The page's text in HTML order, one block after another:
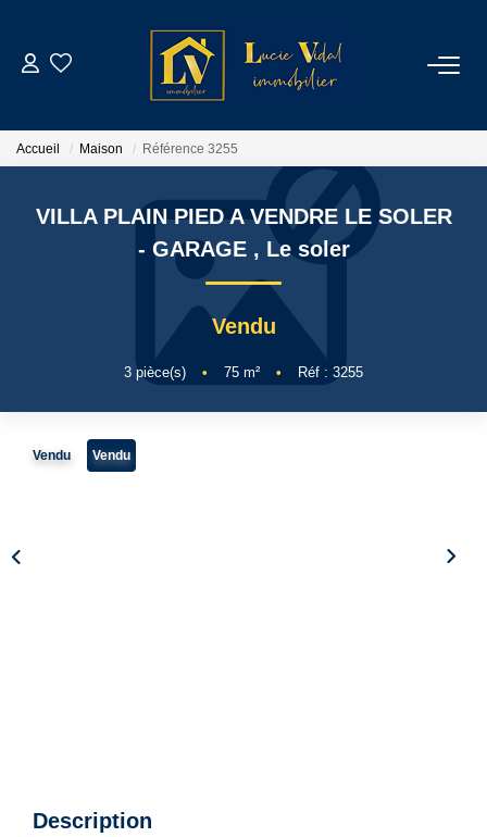
LOUER
GESTION LOCATIVE
ESTIMATION
CONTACT
Accueil Maison Référence 3255
VILLA PLAIN PIED A VENDRE LE SOLER
- GARAGE , Le soler
Vendu
3 pièce(s) • 75 m² • Réf : 3255
Vendu Vendu
Description